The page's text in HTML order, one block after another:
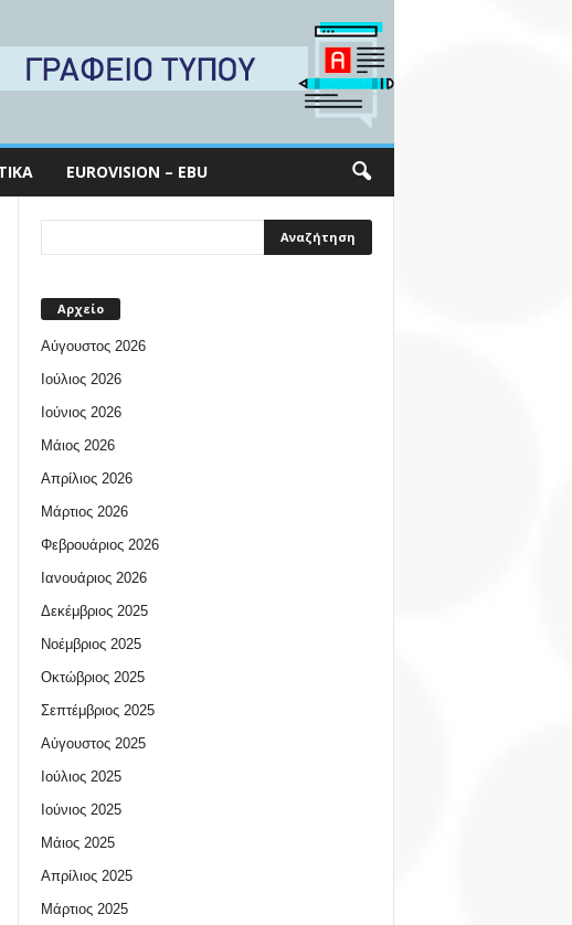
EUROVISION – EBU
Αρχείο
Αύγουστος 2026
Ιούλιος 2026
Ιούνιος 2026
Μάιος 2026
Απρίλιος 2026
Μάρτιος 2026
Φεβρουάριος 2026
Ιανουάριος 2026
Δεκέμβριος 2025
Νοέμβριος 2025
Οκτώβριος 2025
Σεπτέμβριος 2025
Αύγουστος 2025
Ιούλιος 2025
Ιούνιος 2025
Μάιος 2025
Απρίλιος 2025
Μάρτιος 2025